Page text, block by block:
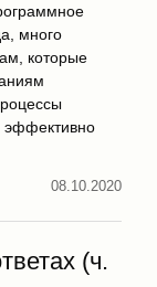
много
которые
эффективно
08.10.2020
(ч.